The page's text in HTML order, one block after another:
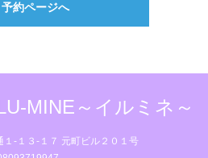
約ページへ
MINE～イルミネ～
‐１３‐１７ 元町ビル２０１号